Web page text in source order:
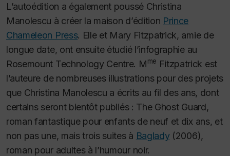
L’autoédition a également poussé Christina
Manolescu à créer la maison d’édition Prince
Chameleon Press. Elle et Mary Fitzpatrick, amie de
longue date, ont ensuite étudié l’infographie au
Rosemount Technology Centre. Mme Fitzpatrick est
l’auteure de nombreuses illustrations pour des projets
que Christina Manolescu a écrits au fil des ans, dont
certains seront bientôt publiés : The Ghost Guard,
roman fantastique pour enfants de neuf et dix ans, et
non pas une, mais trois suites à Baglady (2006),
roman pour adultes à l’humour noir.